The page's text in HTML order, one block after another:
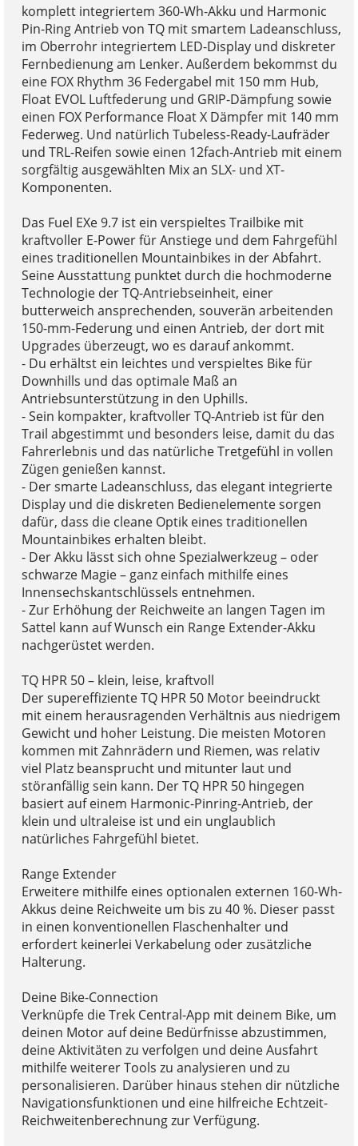
komplett integriertem 360-Wh-Akku und Harmonic
Pin-Ring Antrieb von TQ mit smartem Ladeanschluss,
im Oberrohr integriertem LED-Display und diskreter
Fernbedienung am Lenker. Außerdem bekommst du
eine FOX Rhythm 36 Federgabel mit 150 mm Hub,
Float EVOL Luftfederung und GRIP-Dämpfung sowie
einen FOX Performance Float X Dämpfer mit 140 mm
Federweg. Und natürlich Tubeless-Ready-Laufräder
und TRL-Reifen sowie einen 12fach-Antrieb mit einem
sorgfältig ausgewählten Mix an SLX- und XT-
Komponenten.
Das Fuel EXe 9.7 ist ein verspieltes Trailbike mit
kraftvoller E-Power für Anstiege und dem Fahrgefühl
eines traditionellen Mountainbikes in der Abfahrt.
Seine Ausstattung punktet durch die hochmoderne
Technologie der TQ-Antriebseinheit, einer
butterweich ansprechenden, souverän arbeitenden
150-mm-Federung und einen Antrieb, der dort mit
Upgrades überzeugt, wo es darauf ankommt.
- Du erhältst ein leichtes und verspieltes Bike für
Downhills und das optimale Maß an
Antriebsunterstützung in den Uphills.
- Sein kompakter, kraftvoller TQ-Antrieb ist für den
Trail abgestimmt und besonders leise, damit du das
Fahrerlebnis und das natürliche Tretgefühl in vollen
Zügen genießen kannst.
- Der smarte Ladeanschluss, das elegant integrierte
Display und die diskreten Bedienelemente sorgen
dafür, dass die cleane Optik eines traditionellen
Mountainbikes erhalten bleibt.
- Der Akku lässt sich ohne Spezialwerkzeug – oder
schwarze Magie – ganz einfach mithilfe eines
Innensechskantschlüssels entnehmen.
- Zur Erhöhung der Reichweite an langen Tagen im
Sattel kann auf Wunsch ein Range Extender-Akku
nachgerüstet werden.
TQ HPR 50 – klein, leise, kraftvoll
Der supereffiziente TQ HPR 50 Motor beeindruckt
mit einem herausragenden Verhältnis aus niedrigem
Gewicht und hoher Leistung. Die meisten Motoren
kommen mit Zahnrädern und Riemen, was relativ
viel Platz beansprucht und mitunter laut und
störanfällig sein kann. Der TQ HPR 50 hingegen
basiert auf einem Harmonic-Pinring-Antrieb, der
klein und ultraleise ist und ein unglaublich
natürliches Fahrgefühl bietet.
Range Extender
Erweitere mithilfe eines optionalen externen 160-Wh-
Akkus deine Reichweite um bis zu 40 %. Dieser passt
in einen konventionellen Flaschenhalter und
erfordert keinerlei Verkabelung oder zusätzliche
Halterung.
Deine Bike-Connection
Verknüpfe die Trek Central-App mit deinem Bike, um
deinen Motor auf deine Bedürfnisse abzustimmen,
deine Aktivitäten zu verfolgen und deine Ausfahrt
mithilfe weiterer Tools zu analysieren und zu
personalisieren. Darüber hinaus stehen dir nützliche
Navigationsfunktionen und eine hilfreiche Echtzeit-
Reichweitenberechnung zur Verfügung.